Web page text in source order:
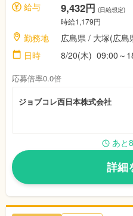
給与
9,432円 (日給想定)
時給1,179円
勤務地
広島県 / 大塚(広
日時
8/20(木) 09:00～
応募倍率0.0倍
ジョブコレ西日本株式会社
あと
詳細